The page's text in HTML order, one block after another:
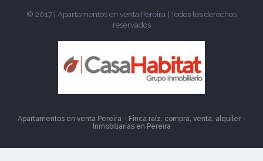
© 2017 | Apartamentos en venta Pereira | Todos los derechos
reservados
Apartamentos en venta Pereira - Finca raíz, compra, venta, alquiler -
Inmobiliarias en Pereira